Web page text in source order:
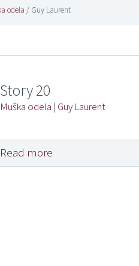
odela / Guy Laurent
Story 20
Muška odela | Guy Laurent
Read more